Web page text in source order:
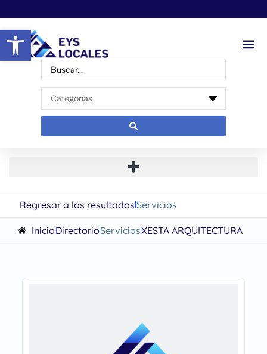
Abrir barra de herramientas
Regresar a los resultadosServicios
InicioDirectorioServiciosXESTA ARQUITECTURA